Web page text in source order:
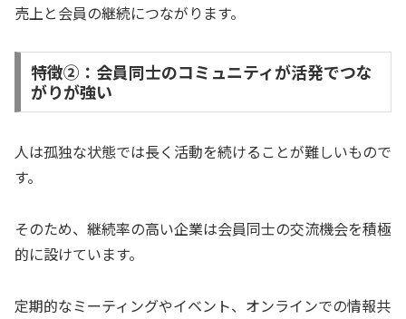
売上と会員の継続につながります。
特徴②：会員同士のコミュニティが活発でつな
がりが強い
人は孤独な状態では長く活動を続けることが難しいもので
す。
そのため、継続率の高い企業は会員同士の交流機会を積極
的に設けています。
定期的なミーティングやイベント、オンラインでの情報共